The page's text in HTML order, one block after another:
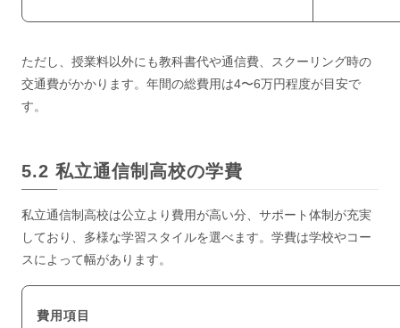
ただし、授業料以外にも教科書代や通信費、スクーリング時の
交通費がかかります。年間の総費用は4〜6万円程度が目安で
す。
私立通信制高校の学費
私立通信制高校は公立より費用が高い分、サポート体制が充実
しており、多様な学習スタイルを選べます。学費は学校やコー
スによって幅があります。
費用項目